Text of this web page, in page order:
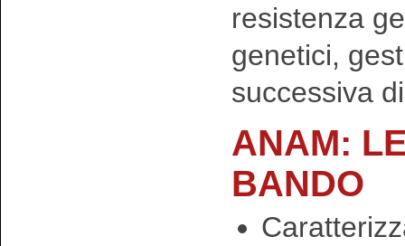
resistenza
genetici,
successiva
ANAM:
BANDO